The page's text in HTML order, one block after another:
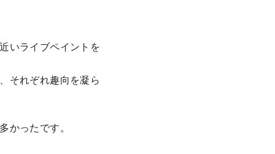
いライブペイントを
それぞれ趣向を凝ら
かったです。